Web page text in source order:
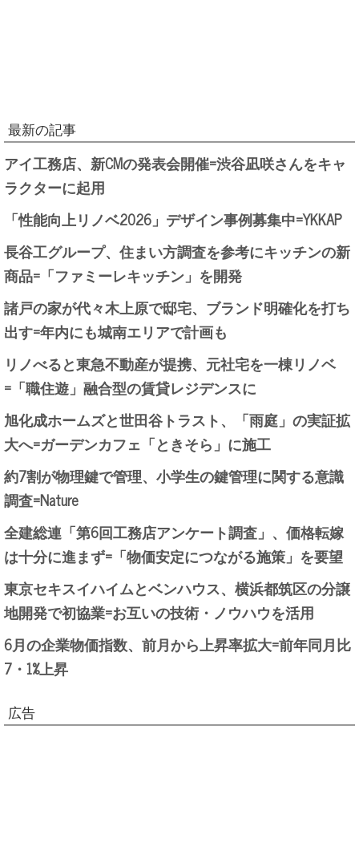
最新の記事
アイ工務店、新CMの発表会開催=渋谷凪咲さんをキャ
ラクターに起用
「性能向上リノベ2026」デザイン事例募集中=YKKAP
長谷工グループ、住まい方調査を参考にキッチンの新
商品=「ファミーレキッチン」を開発
諸戸の家が代々木上原で邸宅、ブランド明確化を打ち
出す=年内にも城南エリアで計画も
リノべると東急不動産が提携、元社宅を一棟リノベ
=「職住遊」融合型の賃貸レジデンスに
旭化成ホームズと世田谷トラスト、「雨庭」の実証拡
大へ=ガーデンカフェ「ときそら」に施工
約7割が物理鍵で管理、小学生の鍵管理に関する意識
調査=Nature
全建総連「第6回工務店アンケート調査」、価格転嫁
は十分に進まず=「物価安定につながる施策」を要望
東京セキスイハイムとベンハウス、横浜都筑区の分譲
地開発で初協業=お互いの技術・ノウハウを活用
6月の企業物価指数、前月から上昇率拡大=前年同月比
7・1%上昇
広告